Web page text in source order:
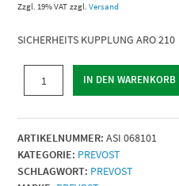
Zzgl. 19% VAT zzgl.Versand
SICHERHEITS KUPPLUNG ARO 210
KUPPLUNG
210
|
IG
BSPP
IN DEN WARENKORB
ARTIKELNUMMER: ASI 068101
KATEGORIE: PREVOST
SCHLAGWORT: PREVOST